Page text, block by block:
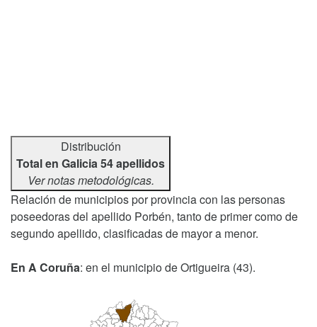
Distribución
Total en Galicia 54 apellidos
Ver notas metodológicas.
Relación de municipios por provincia con las personas
poseedoras del apellido Porbén, tanto de primer como de
segundo apellido, clasificadas de mayor a menor.
En A Coruña: en el municipio de Ortigueira (43).